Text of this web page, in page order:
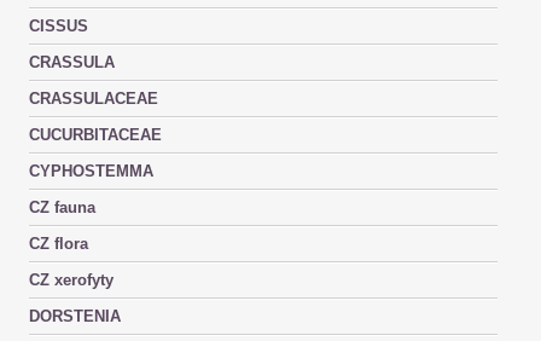
CISSUS
CRASSULA
CRASSULACEAE
CUCURBITACEAE
CYPHOSTEMMA
CZ fauna
CZ flora
CZ xerofyty
DORSTENIA